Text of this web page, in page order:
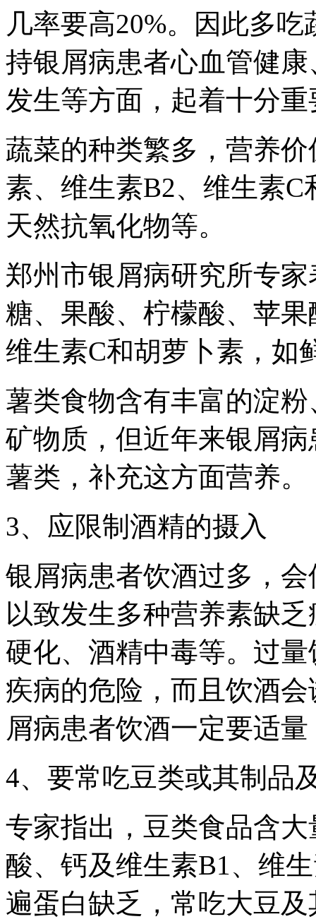
几率要高20%。因此多
持银屑病患者心血管健
发生等方面，起着十分
蔬菜的种类繁多，营养
素、维生素B2、维生素
天然抗氧化物等。
郑州市银屑病研究所专
糖、果酸、柠檬酸、苹
维生素C和胡萝卜素，如
薯类食物含有丰富的淀
矿物质，但近年来银屑
薯类，补充这方面营养。
3、应限制酒精的摄入
银屑病患者饮酒过多，
以致发生多种营养素缺
硬化、酒精中毒等。过
疾病的危险，而且饮酒
屑病患者饮酒一定要适
4、要常吃豆类或其制品
专家指出，豆类食品含
酸、钙及维生素B1、维
遍蛋白缺乏，常吃大豆